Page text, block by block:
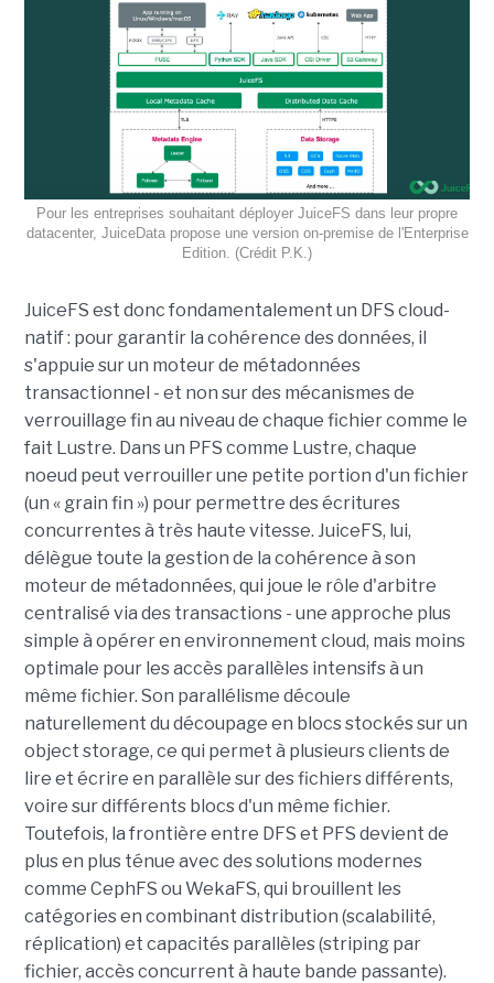
Pour les entreprises souhaitant déployer JuiceFS dans leur propre
datacenter, JuiceData propose une version on-premise de l'Enterprise
Edition. (Crédit P.K.)
JuiceFS est donc fondamentalement un DFS cloud-
natif : pour garantir la cohérence des données, il
s'appuie sur un moteur de métadonnées
transactionnel - et non sur des mécanismes de
verrouillage fin au niveau de chaque fichier comme le
fait Lustre. Dans un PFS comme Lustre, chaque
noeud peut verrouiller une petite portion d'un fichier
(un « grain fin ») pour permettre des écritures
concurrentes à très haute vitesse. JuiceFS, lui,
délègue toute la gestion de la cohérence à son
moteur de métadonnées, qui joue le rôle d'arbitre
centralisé via des transactions - une approche plus
simple à opérer en environnement cloud, mais moins
optimale pour les accès parallèles intensifs à un
même fichier. Son parallélisme découle
naturellement du découpage en blocs stockés sur un
object storage, ce qui permet à plusieurs clients de
lire et écrire en parallèle sur des fichiers différents,
voire sur différents blocs d'un même fichier.
Toutefois, la frontière entre DFS et PFS devient de
plus en plus ténue avec des solutions modernes
comme CephFS ou WekaFS, qui brouillent les
catégories en combinant distribution (scalabilité,
réplication) et capacités parallèles (striping par
fichier, accès concurrent à haute bande passante).